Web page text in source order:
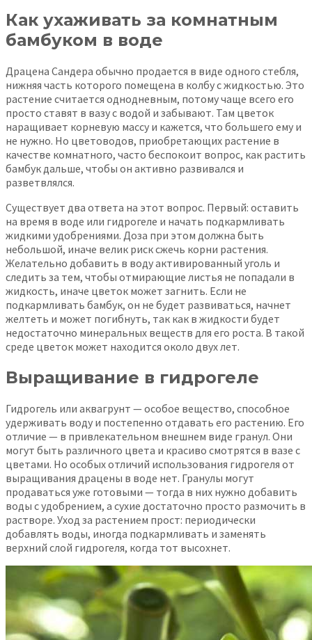
Как ухаживать за комнатным
бамбуком в воде
Драцена Сандера обычно продается в виде одного стебля,
нижняя часть которого помещена в колбу с жидкостью. Это
растение считается однодневным, потому чаще всего его
просто ставят в вазу с водой и забывают. Там цветок
наращивает корневую массу и кажется, что большего ему и
не нужно. Но цветоводов, приобретающих растение в
качестве комнатного, часто беспокоит вопрос, как растить
бамбук дальше, чтобы он активно развивался и
разветвлялся.
Существует два ответа на этот вопрос. Первый: оставить
на время в воде или гидрогеле и начать подкармливать
жидкими удобрениями. Доза при этом должна быть
небольшой, иначе велик риск сжечь корни растения.
Желательно добавить в воду активированный уголь и
следить за тем, чтобы отмирающие листья не попадали в
жидкость, иначе цветок может загнить. Если не
подкармливать бамбук, он не будет развиваться, начнет
желтеть и может погибнуть, так как в жидкости будет
недостаточно минеральных веществ для его роста. В такой
среде цветок может находится около двух лет.
Выращивание в гидрогеле
Гидрогель или аквагрунт — особое вещество, способное
удерживать воду и постепенно отдавать его растению. Его
отличие — в привлекательном внешнем виде гранул. Они
могут быть различного цвета и красиво смотрятся в вазе с
цветами. Но особых отличий использования гидрогеля от
выращивания драцены в воде нет. Гранулы могут
продаваться уже готовыми — тогда в них нужно добавить
воды с удобрением, а сухие достаточно просто размочить в
растворе. Уход за растением прост: периодически
добавлять воды, иногда подкармливать и заменять
верхний слой гидрогеля, когда тот высохнет.